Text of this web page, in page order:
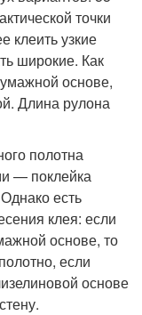
точки
клеить узкие
широкие. Как
основе,
Длина рулона
полотна
— поклейка
есть
клея: если
основе, то
если
основе